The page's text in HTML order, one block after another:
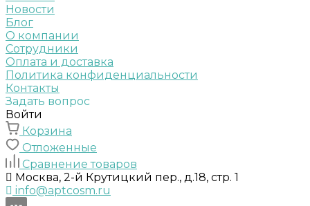
Новости
Блог
О компании
Сотрудники
Оплата и доставка
Политика конфиденциальности
Контакты
Задать вопрос
Войти
Корзина
Отложенные
Сравнение товаров
Москва, 2-й Крутицкий пер., д.18, стр. 1
info@aptcosm.ru